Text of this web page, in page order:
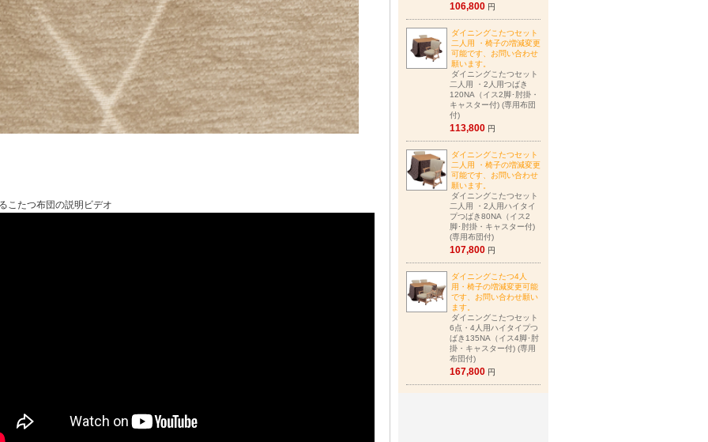
こたつ布団の説明ビデオ
106,800 円
ダイニングこたつセット
二人用 ・椅子の増減変更
可能です、お問い合わせ
願います。
ダイニングこたつセット
二人用 ・2人用つばき
120NA（イス2脚･肘掛・
キャスター付) (専用布団
付)
113,800 円
ダイニングこたつセット
二人用 ・椅子の増減変更
可能です、お問い合わせ
願います。
ダイニングこたつセット
二人用 ・2人用ハイタイ
プつばき80NA（イス2
脚･肘掛・キャスター付)
(専用布団付)
107,800 円
ダイニングこたつ4人
用・椅子の増減変更可能
です、お問い合わせ願い
ます。
ダイニングこたつセット
6点・4人用ハイタイプつ
ばき135NA（イス4脚･肘
掛・キャスター付) (専用
布団付)
167,800 円